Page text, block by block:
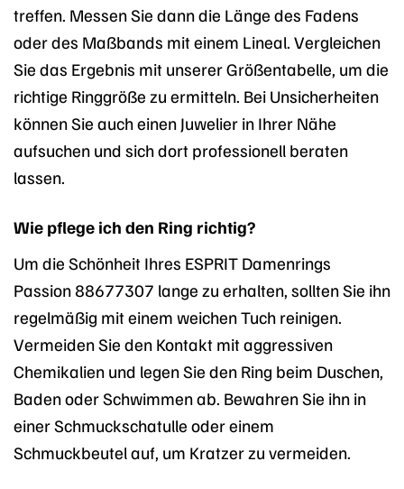
treffen. Messen Sie dann die Länge des Fadens
oder des Maßbands mit einem Lineal. Vergleichen
Sie das Ergebnis mit unserer Größentabelle, um die
richtige Ringgröße zu ermitteln. Bei Unsicherheiten
können Sie auch einen Juwelier in Ihrer Nähe
aufsuchen und sich dort professionell beraten
lassen.
Wie pflege ich den Ring richtig?
Um die Schönheit Ihres ESPRIT Damenrings
Passion 88677307 lange zu erhalten, sollten Sie ihn
regelmäßig mit einem weichen Tuch reinigen.
Vermeiden Sie den Kontakt mit aggressiven
Chemikalien und legen Sie den Ring beim Duschen,
Baden oder Schwimmen ab. Bewahren Sie ihn in
einer Schmuckschatulle oder einem
Schmuckbeutel auf, um Kratzer zu vermeiden.